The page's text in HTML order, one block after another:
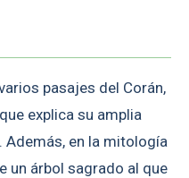
pasajes del Corán,
explica su amplia
Además, en la mitología
un árbol sagrado al que